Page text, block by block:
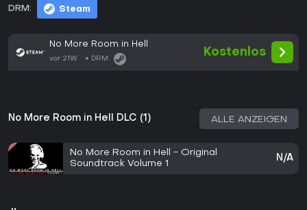
DRM: Steam
No More Room in Hell
vor 21W DRM:
Kostenlos
No More Room in Hell DLC (1) ALLE ANZEIGEN
No More Room in Hell - Original
Soundtrack Volume 1
N/A